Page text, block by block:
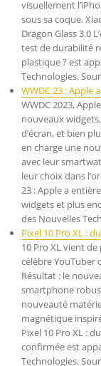
visuellement
sous sa coque.
Dragon Glass 3.0
test de durabilité
plastique ? est
Technologies.
WWDC 23 : Apple
WWDC 2023,
nouveaux
d’écran, et bien
en charge une
avec leur
leur choix dans
23 : Apple a
widgets et plus
des Nouvelles
Pixel 10 Pro XL :
10 Pro XL vient
célèbre YouTuber
Résultat : le
smartphone
nouveauté
magnétique
Pixel 10 Pro XL :
confirmée est
Technologies.